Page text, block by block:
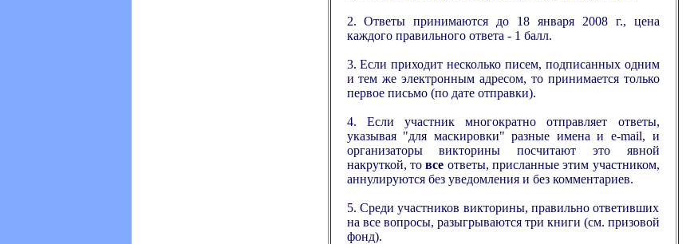
2. Ответы принимаются до 18 января 2008 г., цена
каждого правильного ответа - 1 балл.
3. Если приходит несколько писем, подписанных одним
и тем же электронным адресом, то принимается только
первое письмо (по дате отправки).
4. Если участник многократно отправляет ответы,
указывая "для маскировки" разные имена и e-mail, и
организаторы викторины посчитают это явной
накруткой, товсе ответы, присланные этим участником,
аннулируются без уведомления и без комментариев.
5. Среди участников викторины, правильно ответивших
на все вопросы, разыгрываются три книги (см. призовой
фонд).